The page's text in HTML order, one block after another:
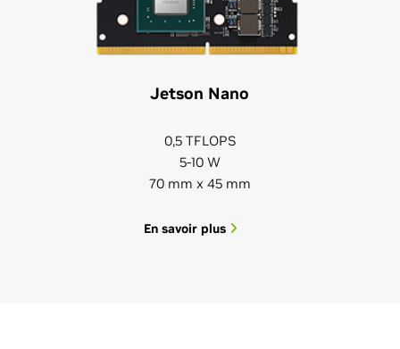
Jetson Nano
0,5 TFLOPS
5-10 W
70 mm x 45 mm
En savoir plus